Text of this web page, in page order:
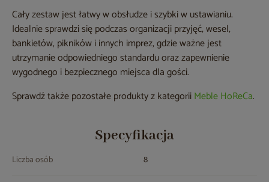
Cały zestaw jest łatwy w obsłudze i szybki w ustawianiu.
Idealnie sprawdzi się podczas organizacji przyjęć, wesel,
bankietów, pikników i innych imprez, gdzie ważne jest
utrzymanie odpowiedniego standardu oraz zapewnienie
wygodnego i bezpiecznego miejsca dla gości.
Sprawdź także pozostałe produkty z kategoriiMeble HoReCa.
Specyfikacja
Liczba osób 8